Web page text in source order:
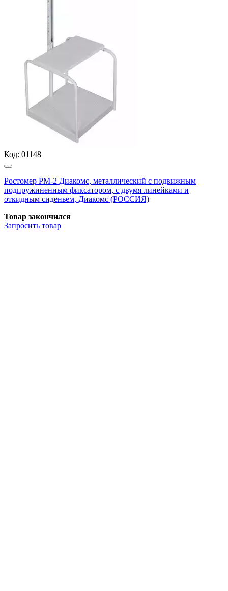
Код: 01148
Ростомер РМ-2 Диакомс, металлический с подвижным
подпружиненным фиксатором, с двумя линейками и
откидным сиденьем, Диакомс (РОССИЯ)
Товар закончился
Запросить товар